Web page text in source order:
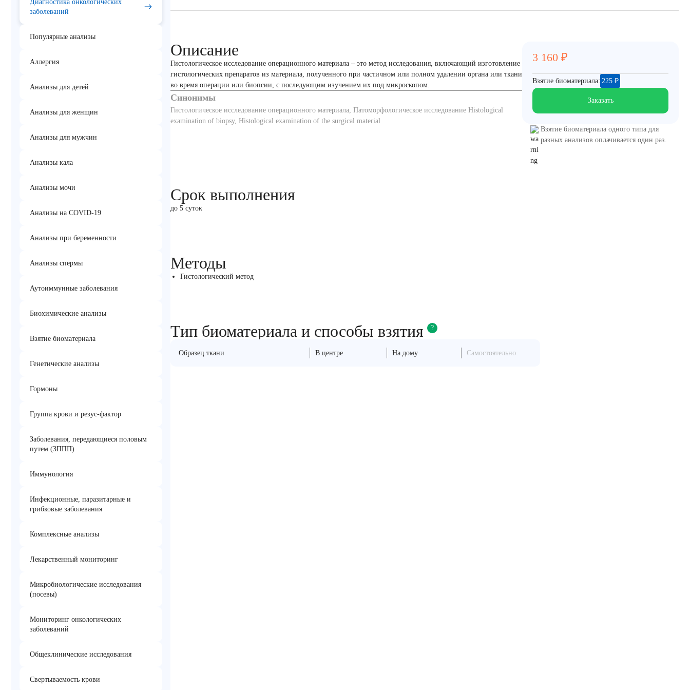
Диагностика онкологических
заболеваний
Популярные анализы
Аллергия
Анализы для детей
Анализы для женщин
Анализы для мужчин
Анализы кала
Анализы мочи
Анализы на COVID-19
Анализы при беременности
Анализы спермы
Аутоиммунные заболевания
Биохимические анализы
Взятие биоматериала
Генетические анализы
Гормоны
Группа крови и резус-фактор
Заболевания, передающиеся половым
путем (ЗППП)
Иммунология
Инфекционные, паразитарные и
грибковые заболевания
Комплексные анализы
Лекарственный мониторинг
Микробиологические исследования
(посевы)
Мониторинг онкологических
заболеваний
Общеклинические исследования
Свертываемость крови
Описание
Гистологическое исследование операционного материала – это метод исследования, включающий изготовление
гистологических препаратов из материала, полученного при частичном или полном удалении органа или ткани
во время операции или биопсии, с последующим изучением их под микроскопом.
Синонимы
Гистологическое исследование операционного материала, Патоморфологическое исследование Histological
examination of biopsy, Histological examination of the surgical material
3 160 ₽
Взятие биоматериала: 225 ₽
Заказать
Взятие биоматериала одного типа для
разных анализов оплачивается один раз.
Срок выполнения
до 5 суток
Методы
Гистологический метод
Тип биоматериала и способы взятия ?
Образец ткани В центре На дому Самостоятельно